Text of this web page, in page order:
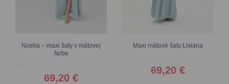
Noelia – maxi šaty v mätovej
farbe
69,20 €
Maxi mätové šaty Liviana
69,20 €